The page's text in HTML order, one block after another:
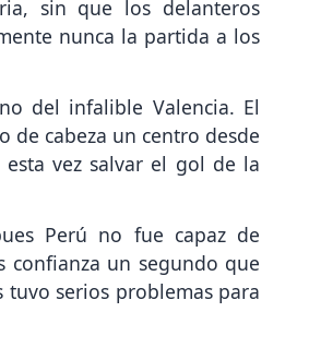
sin que los delanteros
nunca la partida a los
del infalible Valencia. El
cabeza un centro desde
vez salvar el gol de la
Perú no fue capaz de
confianza un segundo que
tuvo serios problemas para